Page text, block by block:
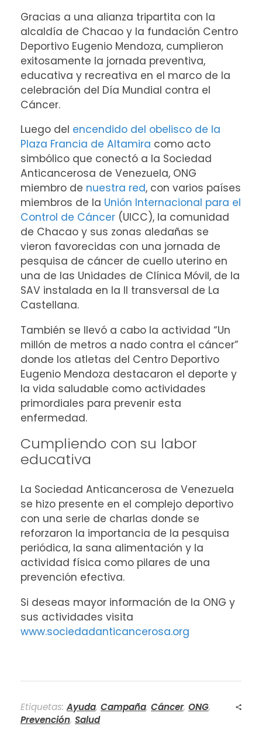
Gracias a una alianza tripartita con la
alcaldía de Chacao y la fundación Centro
Deportivo Eugenio Mendoza, cumplieron
exitosamente la jornada preventiva,
educativa y recreativa en el marco de la
celebración del Día Mundial contra el
Cáncer.
Luego del encendido del obelisco de la
Plaza Francia de Altamira como acto
simbólico que conectó a la Sociedad
Anticancerosa de Venezuela, ONG
miembro de nuestra red, con varios países
miembros de la Unión Internacional para el
Control de Cáncer (UICC), la comunidad
de Chacao y sus zonas aledañas se
vieron favorecidas con una jornada de
pesquisa de cáncer de cuello uterino en
una de las Unidades de Clínica Móvil, de la
SAV instalada en la II transversal de La
Castellana.
También se llevó a cabo la actividad “Un
millón de metros a nado contra el cáncer”
donde los atletas del Centro Deportivo
Eugenio Mendoza destacaron el deporte y
la vida saludable como actividades
primordiales para prevenir esta
enfermedad.
Cumpliendo con su labor
educativa
La Sociedad Anticancerosa de Venezuela
se hizo presente en el complejo deportivo
con una serie de charlas donde se
reforzaron la importancia de la pesquisa
periódica, la sana alimentación y la
actividad física como pilares de una
prevención efectiva.
Si deseas mayor información de la ONG y
sus actividades visita
www.sociedadanticancerosa.org
Etiquetas:Ayuda, Campaña, Cáncer, ONG,
Prevención, Salud